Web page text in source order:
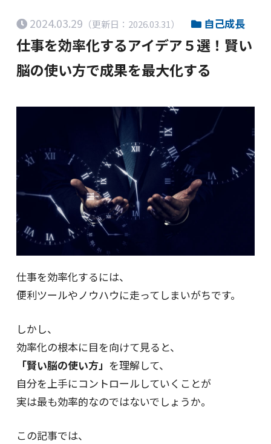
2024.03.29 （更新日：2026.03.31） 自己成長
仕事を効率化するアイデア５選！賢い
脳の使い方で成果を最大化する
仕事を効率化するには、
便利ツールやノウハウに走ってしまいがちです。
しかし、
効率化の根本に目を向けて見ると、
「賢い脳の使い方」 を理解して、
自分を上手にコントロールしていくことが
実は最も効率的なのではないでしょうか。
この記事では、